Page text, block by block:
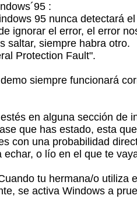
:
95 nunca detectará
ignorar el error, el error
saltar, siempre habra otro.
Protection Fault".
siempre funcionará
en alguna sección de
que has estado, esta
con una probabilidad
o lío en el que te
tu hermana/o utiliza
se activa Windows a